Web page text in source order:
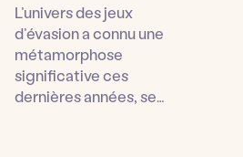
L’univers des jeux
d’évasion a connu une
métamorphose
significative ces
dernières années, se…